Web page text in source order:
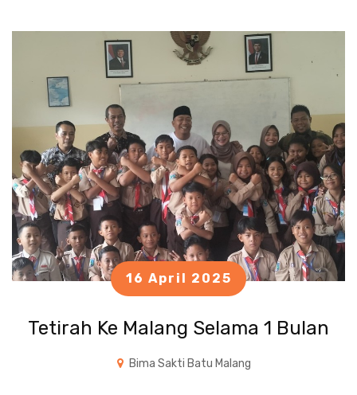
16 April 2025
Tetirah Ke Malang Selama 1 Bulan
Bima Sakti Batu Malang